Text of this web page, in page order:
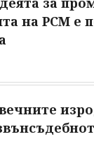
на РСМ е